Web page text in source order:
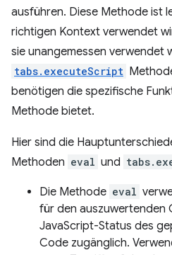
ausführen. Diese Methode ist
richtigen Kontext verwendet
sie unangemessen verwendet
tabs.executeScript
benötigen die spezifische
Methode bietet.
Hier sind die
Methoden eval und
Die Methode eval
für den auszuwertenden
JavaScript-Status des
Code zugänglich.